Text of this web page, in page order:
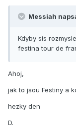
Messiah
Kdyby sis
festina tour de
Ahoj,
jak to jsou Festiny a
hezky den
D.